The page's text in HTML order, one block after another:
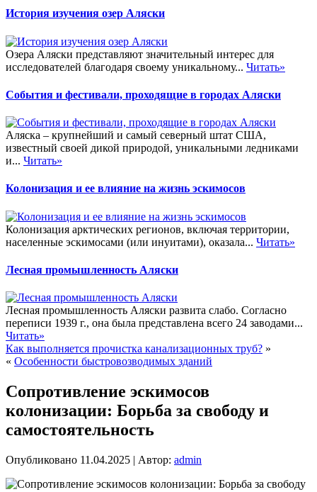
История изучения озер Аляски
Озера Аляски представляют значительный интерес для
исследователей благодаря своему уникальному... Читать»
События и фестивали, проходящие в городах Аляски
Аляска – крупнейший и самый северный штат США,
известный своей дикой природой, уникальными ледниками
и... Читать»
Колонизация и ее влияние на жизнь эскимосов
Колонизация арктических регионов, включая территории,
населенные эскимосами (или инуитами), оказала... Читать»
Лесная промышленность Аляски
Лесная промышленность Аляски развита слабо. Согласно
переписи 1939 г., она была представлена всего 24 заводами...
Читать»
Как выполняется прочистка канализационных труб? »
« Особенности быстровозводимых зданий
Сопротивление эскимосов
колонизации: Борьба за свободу и
самостоятельность
Опубликовано 11.04.2025 | Автор: admin